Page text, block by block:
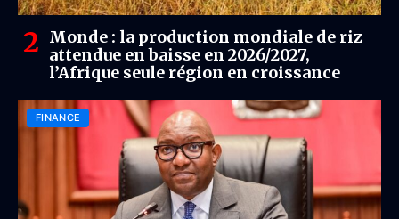
Monde : la production mondiale de riz
attendue en baisse en 2026/2027,
l’Afrique seule région en croissance
FINANCE